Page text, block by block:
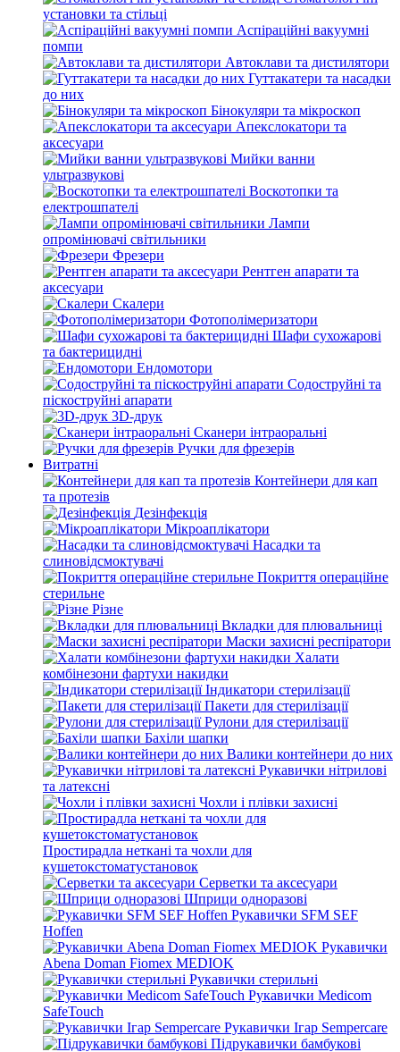
установки та стільці
Аспіраційні вакуумні
помпи
Автоклави та дистилятори
Гуттакатери та насадки
до них
Бінокуляри та мікроскоп
Апекслокатори та
аксесуари
Мийки ванни
ультразвукові
Воскотопки та
електрошпателі
Лампи
опромінювачі світильники
Фрезери
Рентген апарати та
аксесуари
Скалери
Фотополімеризатори
Шафи сухожарові
та бактерицидні
Ендомотори
Содоструйні та
піскоструйні апарати
3D-друк
Сканери інтраоральні
Ручки для фрезерів
Витратні
Контейнери для кап
та протезів
Дезінфекція
Мікроаплікатори
Насадки та
слиновідсмоктувачі
Покриття операційне
стерильне
Різне
Вкладки для плювальниці
Маски захисні респіратори
Халати
комбінезони фартухи накидки
Індикатори стерилізації
Пакети для стерилізації
Рулони для стерилізації
Бахіли шапки
Валики контейнери до них
Рукавички нітрилові
та латексні
Чохли і плівки захисні
Простирадла неткані та чохли для
кушетокстоматустановок
Серветки та аксесуари
Шприци одноразові
Рукавички SFM SEF
Hoffen
Рукавички
Abena Doman Fiomex MEDIOK
Рукавички стерильні
Рукавички Medicom
SafeTouch
Рукавички Ігар Sempercare
Підрукавички бамбукові